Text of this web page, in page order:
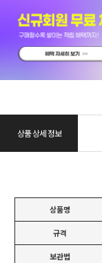
상품 상세 정보
상품명
규격
보관법